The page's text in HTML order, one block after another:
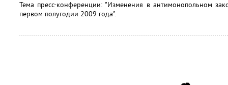
Тема пресс-конференции: "Изменения в антимонопольном
первом полугодии 2009 года".